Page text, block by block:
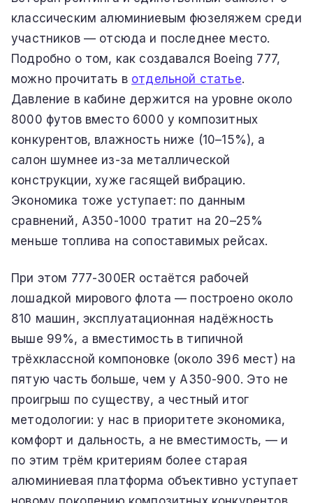
классическим алюминиевым фюзеляжем среди
участников — отсюда и последнее место.
Подробно о том, как создавался Boeing 777,
можно прочитать в отдельной статье.
Давление в кабине держится на уровне около
8000 футов вместо 6000 у композитных
конкурентов, влажность ниже (10–15%), а
салон шумнее из-за металлической
конструкции, хуже гасящей вибрацию.
Экономика тоже уступает: по данным
сравнений, A350-1000 тратит на 20–25%
меньше топлива на сопоставимых рейсах.
При этом 777-300ER остаётся рабочей
лошадкой мирового флота — построено около
810 машин, эксплуатационная надёжность
выше 99%, а вместимость в типичной
трёхклассной компоновке (около 396 мест) на
пятую часть больше, чем у A350-900. Это не
проигрыш по существу, а честный итог
методологии: у нас в приоритете экономика,
комфорт и дальность, а не вместимость, — и
по этим трём критериям более старая
алюминиевая платформа объективно уступает